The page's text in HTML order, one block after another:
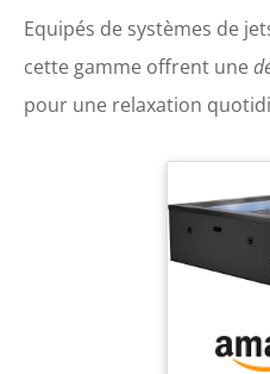
Equipés de systèmes de
cette gamme offrent une
pour une relaxation